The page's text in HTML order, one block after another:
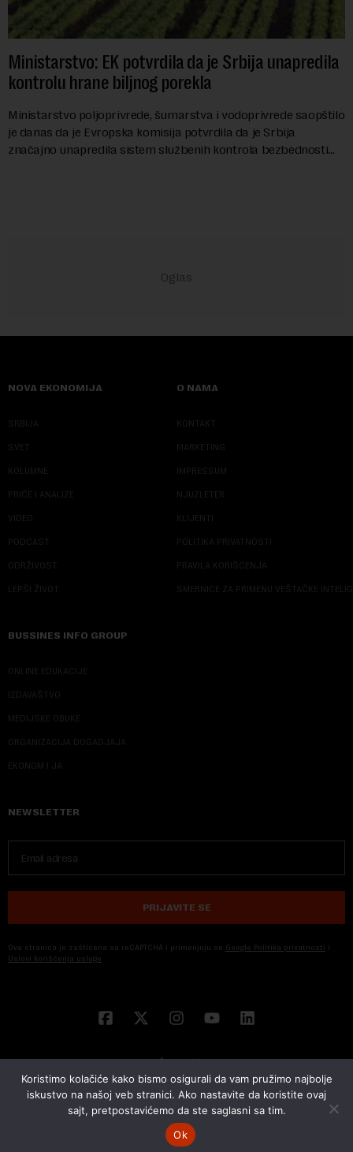
Ministarstvo: EK potvrdila da je Srbija unapredila
kontrolu hrane biljnog porekla
Ministarstvo poljoprivrede, šumarstva i vodoprivrede saopštilo
je danas da je Evropska komisija potvrdila da je Srbija
značajno unapredila sistem službenih kontrola bezbednosti
NOVA EKONOMIJA
SRBIJA
SVET
KOLUMNE
PRIČE I ANALIZE
VIDEO
PODCAST
ODRŽIVOST
LEPŠI ŽIVOT
O NAMA
KONTAKT
MARKETING
IMPRESSUM
NJUZLETER
KLIJENTI
POLITIKA PRIVATNOSTI
PRAVILA KORIŠĆENJA
SMERNICE ZA PRIMENU VEŠTAČKE
BUSSINES INFO GROUP
ONLINE EDUKACIJE
IZDAVAŠTVO
MEDIJSKE OBUKE
ORGANIZACIJA DOGADJAJA
EKONOM I JA
NEWSLETTER
PRIJAVITE SE
Ova stranica je zaštićena sa reCAPTCHA i primenjuju se Google Politika privatnosti i
Uslovi korišćenja usluge
© 2026 NOVA EKONOMIJA | SVA PRAVA ZADŽANA | DEVELOPED BY
Koristimo kolačiće kako bismo osigurali da vam pružimo najbolje
iskustvo na našoj veb stranici. Ako nastavite da koristite ovaj
sajt, pretpostavićemo da ste saglasni sa tim.
Ok